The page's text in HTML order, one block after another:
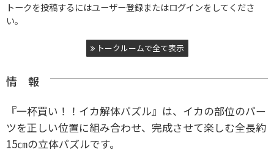
トークを投稿するにはユーザー登録またはログインをしてくださ
い。
トークルームで全て表示
情 報
『一杯買い！！イカ解体パズル』は、イカの部位のパー
ツを正しい位置に組み合わせ、完成させて楽しむ全長約
15㎝の立体パズルです。